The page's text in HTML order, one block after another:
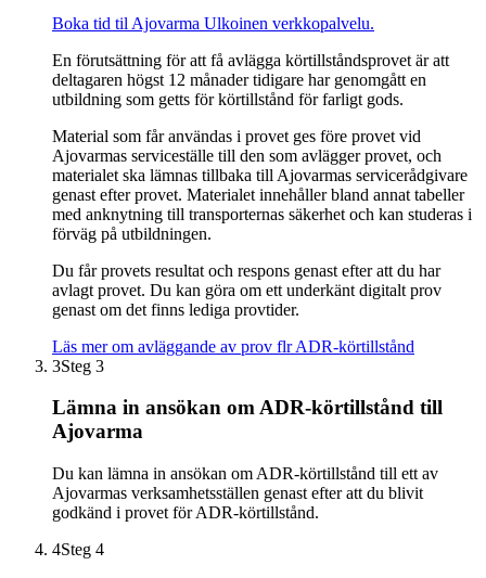
Boka tid til Ajovarma Ulkoinen verkkopalvelu.
En förutsättning för att få avlägga körtillståndsprovet är att
deltagaren högst 12 månader tidigare har genomgått en
utbildning som getts för körtillstånd för farligt gods.
Material som får användas i provet ges före provet vid
Ajovarmas serviceställe till den som avlägger provet, och
materialet ska lämnas tillbaka till Ajovarmas servicerådgivare
genast efter provet. Materialet innehåller bland annat tabeller
med anknytning till transporternas säkerhet och kan studeras i
förväg på utbildningen.
Du får provets resultat och respons genast efter att du har
avlagt provet. Du kan göra om ett underkänt digitalt prov
genast om det finns lediga provtider.
Läs mer om avläggande av prov flr ADR-körtillstånd
3Steg 3
Lämna in ansökan om ADR-körtillstånd till
Ajovarma
Du kan lämna in ansökan om ADR-körtillstånd till ett av
Ajovarmas verksamhetsställen genast efter att du blivit
godkänd i provet för ADR-körtillstånd.
4Steg 4